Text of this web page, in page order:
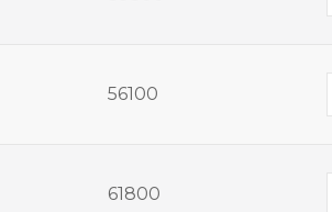
56100
61800